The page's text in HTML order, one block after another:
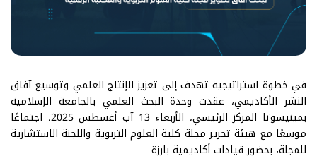
في خطوة استراتيجية تهدف إلى تعزيز الإنتاج العلمي وتوسيع آفاق
النشر الأكاديمي، عقدت وحدة البحث العلمي بالجامعة الإسلامية
بمينيسوتا المركز الرئيسي، الأربعاء 13 آب أغسطس 2025، اجتماعًا
موسعًا مع هيئة تحرير مجلة كلية العلوم التربوية واللجنة الاستشارية
للمجلة، بحضور قيادات أكاديمية بارزة.